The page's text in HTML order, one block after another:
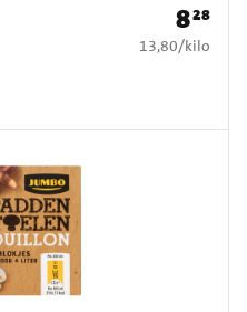
Prijs: €
828
€ 13,80 per kilo
13,80/kilo